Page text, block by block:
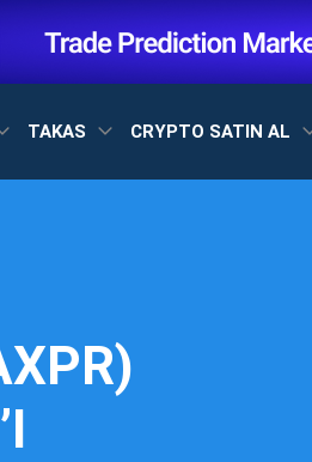
TAKAS CRYPTO SATIN AL